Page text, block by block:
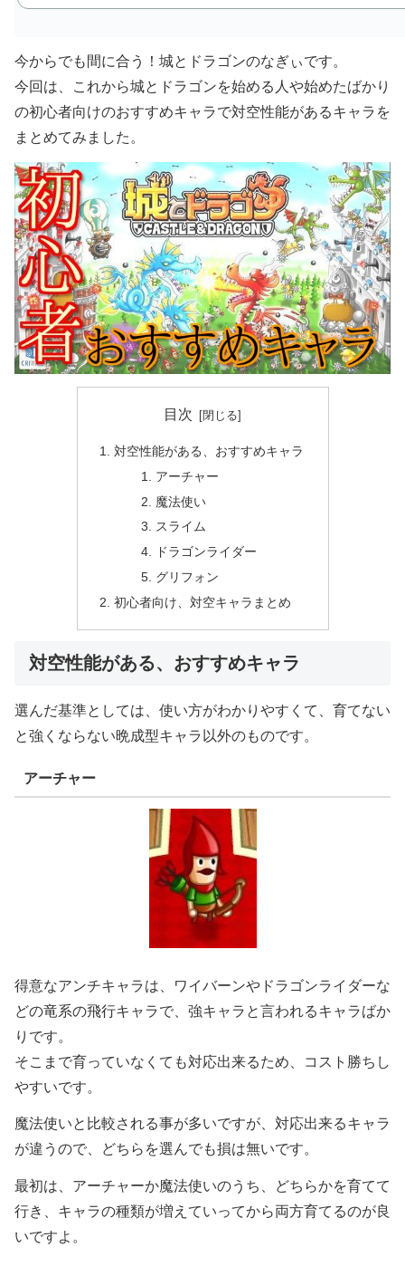
今からでも間に合う！城とドラゴンのなぎぃです。
今回は、これから城とドラゴンを始める人や始めたばかり
の初心者向けのおすすめキャラで対空性能があるキャラを
まとめてみました。
目次
対空性能がある、おすすめキャラ
アーチャー
魔法使い
スライム
ドラゴンライダー
グリフォン
初心者向け、対空キャラまとめ
対空性能がある、おすすめキャラ
選んだ基準としては、使い方がわかりやすくて、育てない
と強くならない晩成型キャラ以外のものです。
アーチャー
得意なアンチキャラは、ワイバーンやドラゴンライダーな
どの竜系の飛行キャラで、強キャラと言われるキャラばか
りです。
そこまで育っていなくても対応出来るため、コスト勝ちし
やすいです。
魔法使いと比較される事が多いですが、対応出来るキャラ
が違うので、どちらを選んでも損は無いです。
最初は、アーチャーか魔法使いのうち、どちらかを育てて
行き、キャラの種類が増えていってから両方育てるのが良
いですよ。